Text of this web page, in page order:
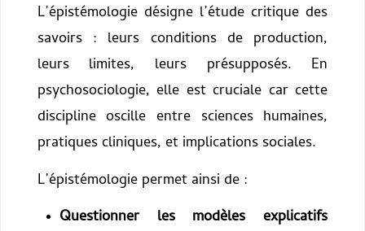
L’épistémologie désigne l’étude critique des
savoirs : leurs conditions de production,
leurs limites, leurs présupposés. En
psychosociologie, elle est cruciale car cette
discipline oscille entre sciences humaines,
pratiques cliniques, et implications sociales.
L’épistémologie permet ainsi de :
Questionner les modèles explicatifs